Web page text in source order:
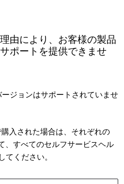
由により、お客様の製品
ポートを提供できませ
ジョンはサポートされていませ
入された場合は、それぞれの
、すべてのセルフサービスヘル
てください。